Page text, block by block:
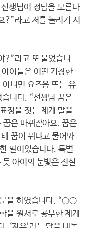
생님이 정답을 모른다
?”라고 저를 놀리기 시
라고 또 물었습니
이들은 어떤 거창한
니면 요즈음 뜨는 유
니다. “선생님 꿈은
정을 짓는 제게 말을
꿈은 바뀌잖아요. 꿈은
꿈이 뭐냐고 물어봐
말이었습니다. 특별
아이의 눈빛은 진실
문을 하였습니다. “○○
을 원서로 공부한 제게